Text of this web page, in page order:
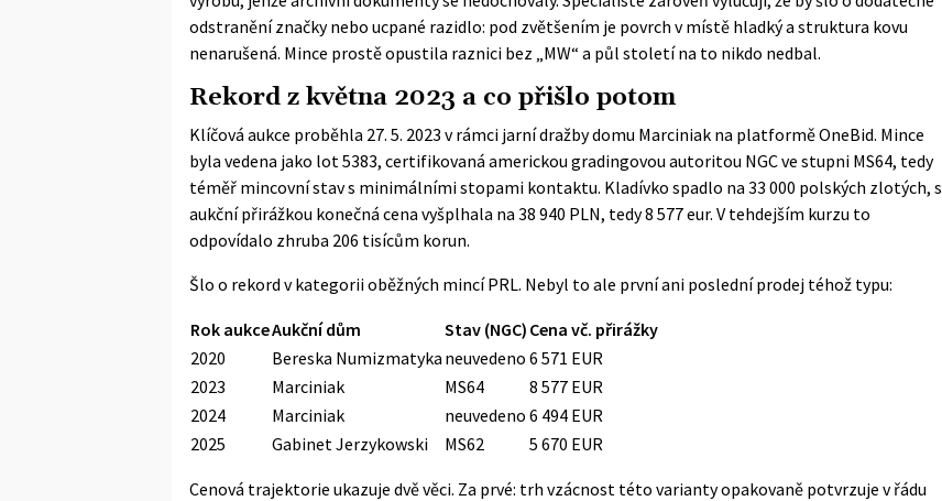
odstranění značky nebo ucpané razidlo: pod zvětšením je povrch v místě hladký a struktura kovu
nenarušená. Mince prostě opustila raznici bez „MW“ a půl století na to nikdo nedbal.
Rekord z května 2023 a co přišlo potom
Klíčová aukce proběhla 27. 5. 2023 v rámci jarní dražby domu Marciniak na platformě OneBid. Mince
byla vedena jako lot 5383, certifikovaná americkou gradingovou autoritou NGC ve stupni MS64, tedy
téměř mincovní stav s minimálními stopami kontaktu. Kladívko spadlo na 33 000 polských zlotých, s
aukční přirážkou konečná cena vyšplhala na 38 940 PLN, tedy 8 577 eur. V tehdejším kurzu to
odpovídalo zhruba 206 tisícům korun.
Šlo o rekord v kategorii oběžných mincí PRL. Nebyl to ale první ani poslední prodej téhož typu:
Rok aukceAukční dům Stav (NGC) Cena vč. přirážky
2020
Bereska Numizmatyka neuvedeno 6 571 EUR
2023
Marciniak MS64
8 577 EUR
2024
Marciniak neuvedeno 6 494 EUR
2025
Gabinet Jerzykowski MS62 5 670 EUR
Cenová trajektorie ukazuje dvě věci. Za prvé: trh vzácnost této varianty opakovaně potvrzuje v řádu